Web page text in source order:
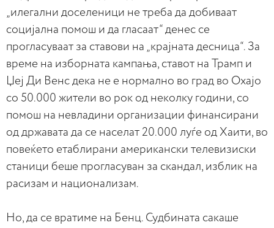
„илегални доселеници не треба да добиваат
социјална помош и да гласаат“ денес се
прогласуваат за ставови на „крајната десница“. За
време на изборната кампања, ставот на Трамп и
Џеј Ди Венс дека не е нормално во град во Охајо
со 50.000 жители во рок од неколку години, со
помош на невладини организации финансирани
од државата да се населат 20.000 луѓе од Хаити, во
повеќето етаблирани американски телевизиски
станици беше прогласуван за скандал, изблик на
расизам и национализам.
Но, да се вратиме на Бенц. Судбината сакаше